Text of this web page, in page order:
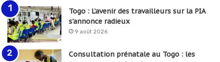
Togo : L’avenir des travailleurs sur la PIA
s’annonce radieux
9 août 2026
Consultation prénatale au Togo : les